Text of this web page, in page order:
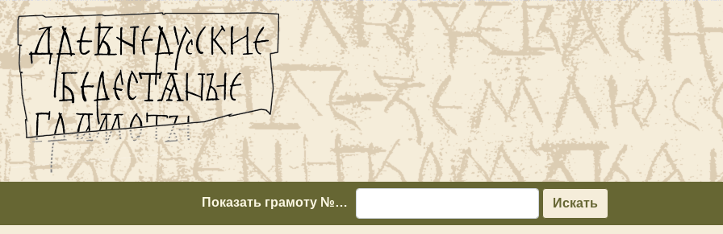
Показать грамоту №… Искать